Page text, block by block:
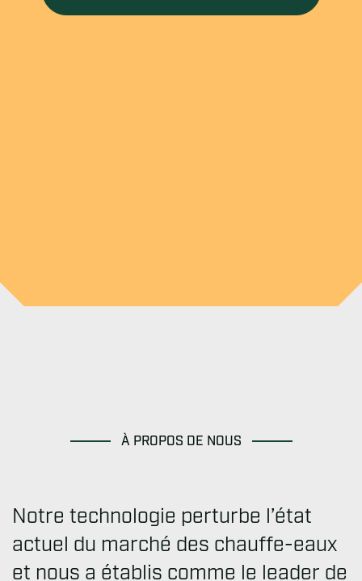
À PROPOS DE NOUS
Notre technologie perturbe l’état
actuel du marché des chauffe-eaux
et nous a établis comme le leader de